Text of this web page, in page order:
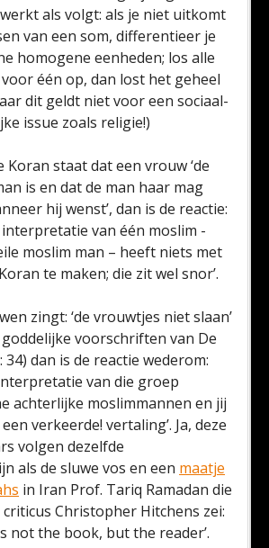
als volgt: als je niet uitkomt
van een som, differentieer je
homogene eenheden; los alle
één op, dan lost het geheel
dit geldt niet voor een sociaal-
issue zoals religie!)
Koran staat dat een vrouw ‘de
is en dat de man haar mag
hij wenst’, dan is de reactie:
interpretatie van één moslim -
moslim man – heeft niets met
te maken; die zit wel snor’.
zingt: ‘de vrouwtjes niet slaan’
voorschriften van De
34) dan is de reactie wederom:
van die groep
achterlijke moslimmannen en jij
verkeerde! vertaling’. Ja, deze
volgen dezelfde
als de sluwe vos en een maatje
in Iran Prof. Tariq Ramadan die
Christopher Hitchens zei:
not the book, but the reader’.